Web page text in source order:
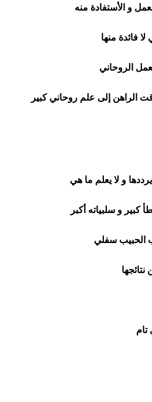
و الأستفادة منه
فائدة منها
الروحاني
الراهن إلى علم روحاني كبير
و لا يعلم ما هي
و سلبياته أكبر
الحبيب سفلي